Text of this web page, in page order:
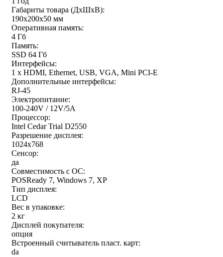
Габариты товара (ДxШxВ):
190х200х50 мм
Оперативная память:
4 Гб
Память:
SSD 64 Гб
Интерфейсы:
1 x HDMI, Ethernet, USB, VGA, Mini PCI-E
Дополнительные интерфейсы:
RJ-45
Электропитание:
100-240V / 12V/5A
Процессор:
Intel Cedar Trial D2550
Разрешение дисплея:
1024x768
Сенсор:
да
Совместимость с ОС:
POSReady 7, Windows 7, XP
Тип дисплея:
LCD
Вес в упаковке:
2 кг
Дисплей покупателя:
опция
Встроенный считыватель пласт. карт:
da